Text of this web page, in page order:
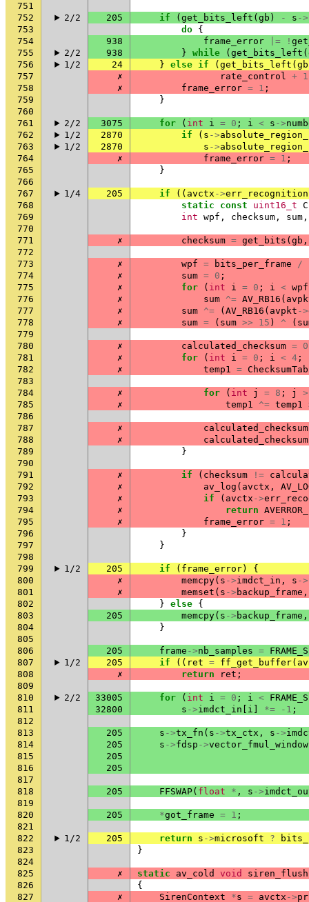
751
752
2/2 205 if ( get_bits_left ( gb ) - s ->
753
do {
754
938 frame_error |= !
755
2/2 938 } while ( get_bits_left (
756
1/2 24 } else if ( get_bits_left ( gb
757
✗ rate_control + 1
758
✗ frame_error = 1 ;
759
}
760
761
2/2 3075 for ( int i = 0 ; i < s ->
762
1/2 2870 if ( s ->
763
1/2 2870 s ->
764
✗ frame_error = 1 ;
765
}
766
767
1/4 205 if (( avctx ->err_recognition
768
static const uint16_t
769
int wpf , checksum , sum ,
770
771
✗ checksum = get_bits ( gb ,
772
773
✗ wpf = bits_per_frame /
774
✗ sum = 0 ;
775
✗ for ( int i = 0 ; i < wpf
776
✗ sum ^= AV_RB16 (
777
✗ sum ^= ( AV_RB16 ( avpkt ->
778
✗ sum = ( sum >> 15 ) ^ (
779
780
✗ calculated_checksum = 0
781
✗ for ( int i = 0 ; i < 4 ;
782
✗ temp1 =
783
784
✗ for ( int j = 8 ; j
>
785
✗ temp1 ^= temp1
786
787
✗
calculated_checksum
788
✗
calculated_checksum
789
}
790
791
✗ if ( checksum !=
792
✗ av_log ( avctx ,
793
✗ if ( avctx ->
794
✗ return
795
✗ frame_error = 1 ;
796
}
797
}
798
799
1/2 205 if ( frame_error)
{
800
✗ memcpy( s ->imdct_in , s ->
801
✗ memset ( s -> backup_frame ,
802
} else {
803
205 memcpy( s -> backup_frame ,
804
}
805
806
205 frame ->nb_samples =
807
1/2 205 if (( ret = ff_get_buffer(
808
✗ return ret ;
809
810
2/2 33005 for ( int i = 0 ; i <
811
32800 s ->imdct_in i *= -1 ;
812
813
205 s ->tx_fn ( s ->tx_ctx , s ->
814
205 s ->fdsp ->vector_fmul_window
815
205
816
205
817
818
205 FFSWAP( float * , s ->
819
820
205 *got_frame = 1 ;
821
822
1/2 205 return s ->microsoft ?
823
}
824
825
✗ static av_cold void siren_flush
826
{
827
✗ SirenContext *s = avctx ->